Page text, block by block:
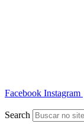
Facebook Instagram
Search